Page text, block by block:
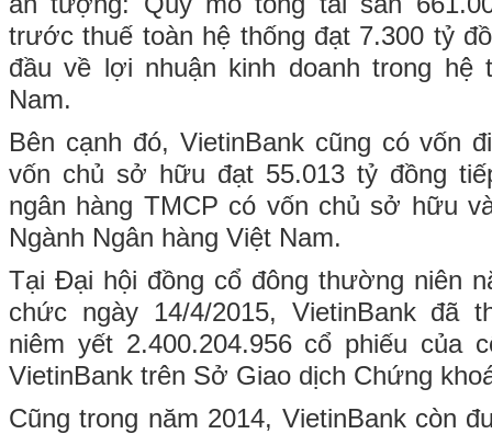
trước thuế toàn hệ thống đạt 7.300 tỷ
đầu về lợi nhuận kinh doanh trong hệ
Nam.
Bên cạnh đó, VietinBank cũng có vốn
vốn chủ sở hữu đạt 55.013 tỷ đồng
ngân hàng TMCP có vốn chủ sở hữu
Ngành Ngân hàng Việt Nam.
Tại Đại hội đồng cổ đông thường niên
chức ngày 14/4/2015, VietinBank đã
niêm yết 2.400.204.956 cổ phiếu của
VietinBank trên Sở Giao dịch Chứng
Cũng trong năm 2014, VietinBank còn